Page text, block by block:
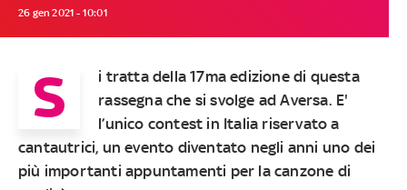
26 gen 2021 - 10:01
S
i tratta della 17ma edizione di questa
rassegna che si svolge ad Aversa. E'
l’unico contest in Italia riservato a
cantautrici, un evento diventato negli anni uno dei
più importanti appuntamenti per la canzone di